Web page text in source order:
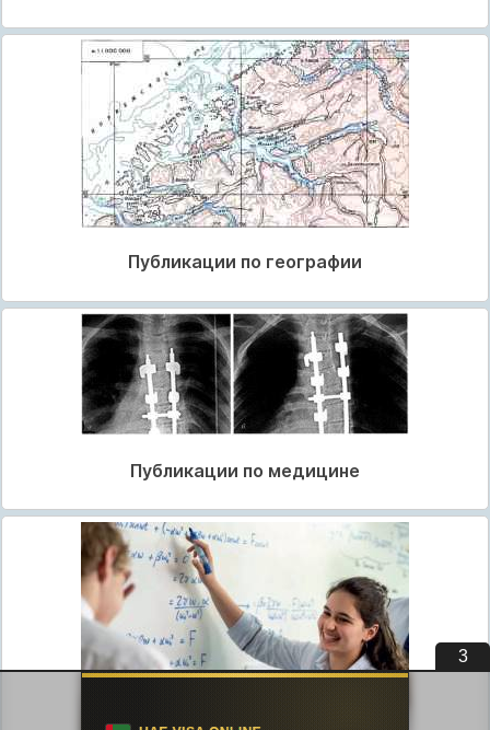
Публикации по географии
Публикации по медицине
2